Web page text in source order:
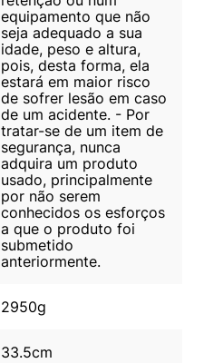
equipamento que não
seja adequado a sua
idade, peso e altura,
pois, desta forma, ela
estará em maior risco
de sofrer lesão em caso
de um acidente. - Por
tratar-se de um item de
segurança, nunca
adquira um produto
usado, principalmente
por não serem
conhecidos os esforços
a que o produto foi
submetido
anteriormente.
2950g
33.5cm